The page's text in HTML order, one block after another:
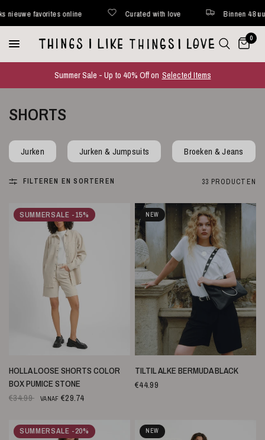
Curated with love Binnen 48 uur verstuurd*
0
Summer Sale - Up to 40% Off on Selected Items
SHORTS
Jurken Jurken & Jumpsuits Broeken & Jeans
FILTEREN EN SORTEREN 33 PRODUCTEN
SUMMERSALE -15%
SNELLE WEERGAVE
HOLLA LOOSE SHORTS COLOR
BOX PUMICE STONE
€34.99
VANAF €29.74
NEW
SNELLE WEERGAVE
TILTIL ALKE BERMUDA BLACK
€44.99
SUMMERSALE -20%
NEW